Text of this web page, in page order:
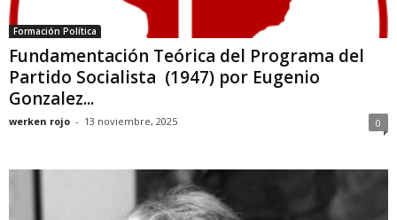
Formación Política
Fundamentación Teórica del Programa del
Partido Socialista (1947) por Eugenio
Gonzalez...
werken rojo - 13 noviembre, 2025 0